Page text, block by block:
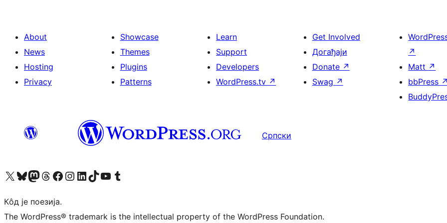
About
News
Hosting
Privacy
Showcase
Themes
Plugins
Patterns
Learn
Support
Developers
WordPress.tv ↗
Get Involved
Догађаји
Donate ↗
Swag ↗
↗
Matt ↗
bbPress ↗
Српски
Visit our X (formerly Twitter) account
Посетите наш Bluesky налог
Visit our Mastodon account
Посетите наш налог на Threads-у Visit our Facebook page
Посетите наш Инстаграм налог
Visit our LinkedIn account
Посетите наш TikTok налог
Visit our YouTube channel
Посетите наш Tumblr налог
Кôд је поезија.
The WordPress® trademark is the intellectual property of the WordPress Foundation.